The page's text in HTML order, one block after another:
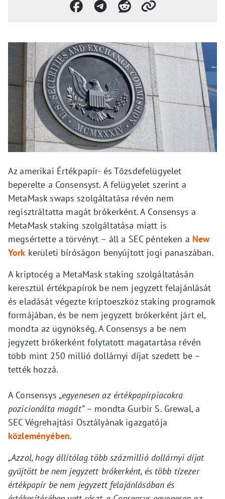
Az amerikai Értékpapír- és Tőzsdefelügyelet
beperelte a Consensyst. A felügyelet szerint a
MetaMask swaps szolgáltatása révén nem
regisztráltatta magát brókerként. A Consensys a
MetaMask staking szolgáltatása miatt is
megsértette a törvényt – áll a SEC pénteken a New
York kerületi bíróságon benyújtott jogi panaszában.
A kriptocég a MetaMask staking szolgáltatásán
keresztül értékpapírok be nem jegyzett felajánlását
és eladását végezte kriptoeszköz staking programok
formájában, és be nem jegyzett brókerként járt el,
mondta az ügynökség. A Consensys a be nem
jegyzett brókerként folytatott magatartása révén
több mint 250 millió dollárnyi díjat szedett be –
tették hozzá.
A Consensys „egyenesen az értékpapírpiacokra
pozicionálta magát”– mondta Gurbir S. Grewal, a
SEC Végrehajtási Osztályának igazgatója
közleményében.
„Azzal, hogy állítólag több százmillió dollárnyi díjat
gyűjtött be nem jegyzett brókerként, és több tízezer
értékpapír be nem jegyzett felajánlásában és